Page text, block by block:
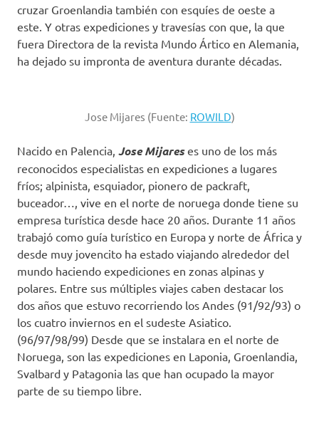
cruzar Groenlandia también con esquíes de oeste a
este. Y otras expediciones y travesías con que, la que
fuera Directora de la revista Mundo Ártico en Alemania,
ha dejado su impronta de aventura durante décadas.
Jose Mijares (Fuente: ROWILD)
Nacido en Palencia, Jose Mijareses uno de los más
reconocidos especialistas en expediciones a lugares
fríos; alpinista, esquiador, pionero de packraft,
buceador…, vive en el norte de noruega donde tiene su
empresa turística desde hace 20 años. Durante 11 años
trabajó como guía turístico en Europa y norte de África y
desde muy jovencito ha estado viajando alrededor del
mundo haciendo expediciones en zonas alpinas y
polares. Entre sus múltiples viajes caben destacar los
dos años que estuvo recorriendo los Andes (91/92/93) o
los cuatro inviernos en el sudeste Asiatico.
(96/97/98/99) Desde que se instalara en el norte de
Noruega, son las expediciones en Laponia, Groenlandia,
Svalbard y Patagonia las que han ocupado la mayor
parte de su tiempo libre.